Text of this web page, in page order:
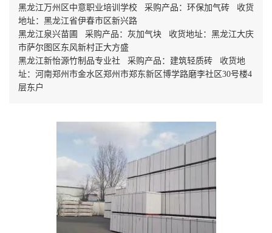
黑龙江万州区中意职业培训学校 采购产品：环保加气砖 收货
地址：黑龙江省伊春市区新兴路
黑龙江泉兴苗圃 采购产品：灰加气块 收货地址：黑龙江大庆
市萨尔图区东风新村正大方盛
黑龙江新怡源竹制品专业社 采购产品：建筑轻质砖 收货地
址：河南郑州市金水区郑州市郑东新区博学路磨李社区30号楼4
层东户